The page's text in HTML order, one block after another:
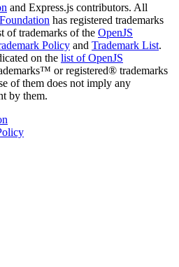
and Express.js contributors. All
has registered trademarks
of trademarks of the OpenJS
Policy and Trademark List.
on the list of OpenJS
or registered® trademarks
of them does not imply any
by them.